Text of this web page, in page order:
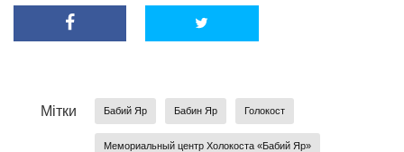
Мітки Бабий Яр Бабин Яр Голокост
Мемориальный центр Холокоста «Бабий Яр»